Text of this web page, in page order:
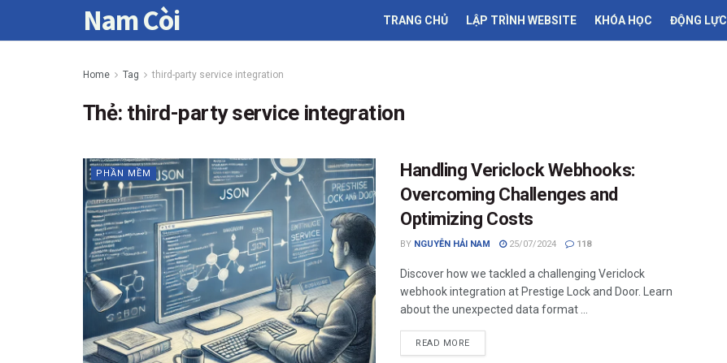
Nam Còi TRANG CHỦ LẬP TRÌNH WEBSITE KHÓA HỌC ĐỘNG LỰC
Home Tag third-party service integration
Thẻ: third-party service integration
PHẦN MỀM
Handling Vericlock Webhooks:
Overcoming Challenges and
Optimizing Costs
BY NGUYỄN HẢI NAM 25/07/2024 118
Discover how we tackled a challenging Vericlock
webhook integration at Prestige Lock and Door. Learn
about the unexpected data format ...
READ MORE